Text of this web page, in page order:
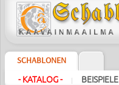
SCHABLONEN
- KATALOG - | BEISPIELE